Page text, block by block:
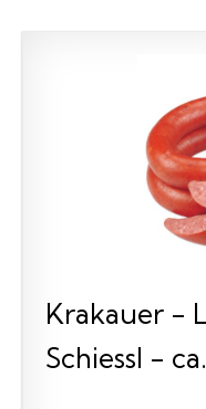
Krakauer -
Schiessl -